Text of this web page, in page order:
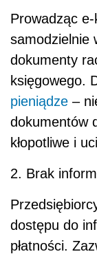
Prowadząc
samodzielnie
dokumenty
księgowego.
pieniądze –
dokumentów
kłopotliwe i
2. Brak
dostępu do
płatności.